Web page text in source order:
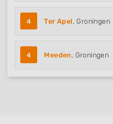
4 Ter Apel, Groningen
4 Meeden, Groningen